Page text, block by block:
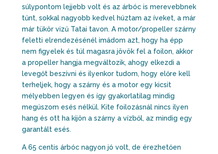
súlypontom lejjebb volt és az árbóc is merevebbnek
tűnt, sokkal nagyobb kedvel húztam az íveket, a már
már tükör vizű Tatai tavon. A motor/propeller szárny
feletti elrendezésénél imádom azt, hogy ha épp
nem figyelek és túl magasra jövök fel a foilon, akkor
a propeller hangja megváltozik, ahogy elkezdi a
levegőt beszívni és ilyenkor tudom, hogy előre kell
terheljek, hogy a szárny és a motor egy kicsit
mélyebben legyen és így gyakorlatilag mindig
megúszom esés nélkül. Kite foilozásnál nincs ilyen
hang és ott ha kijön a szárny a vízből, az mindig egy
garantált esés.
A 65 centis árbóc nagyon jó volt, de érezhetően